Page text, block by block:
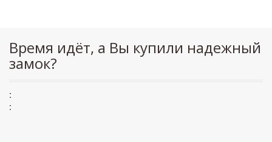
Время идёт, а Вы купили надежный
замок?
:
: